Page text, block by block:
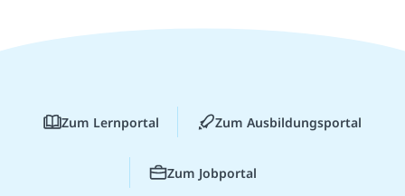
Zum Lernportal Zum Ausbildungsportal
Zum Jobportal